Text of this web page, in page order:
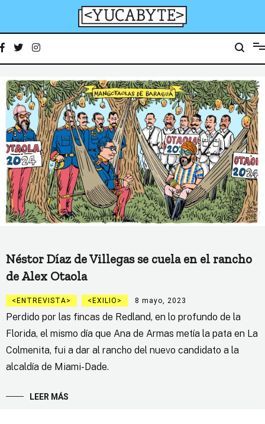
YucaByte
Néstor Díaz de Villegas se cuela en el rancho
de Alex Otaola
ENTREVISTA EXILIO 8 mayo, 2023
Perdido por las fincas de Redland, en lo profundo de la
Florida, el mismo día que Ana de Armas metía la pata en La
Colmenita, fui a dar al rancho del nuevo candidato a la
alcaldía de Miami-Dade.
LEER MÁS